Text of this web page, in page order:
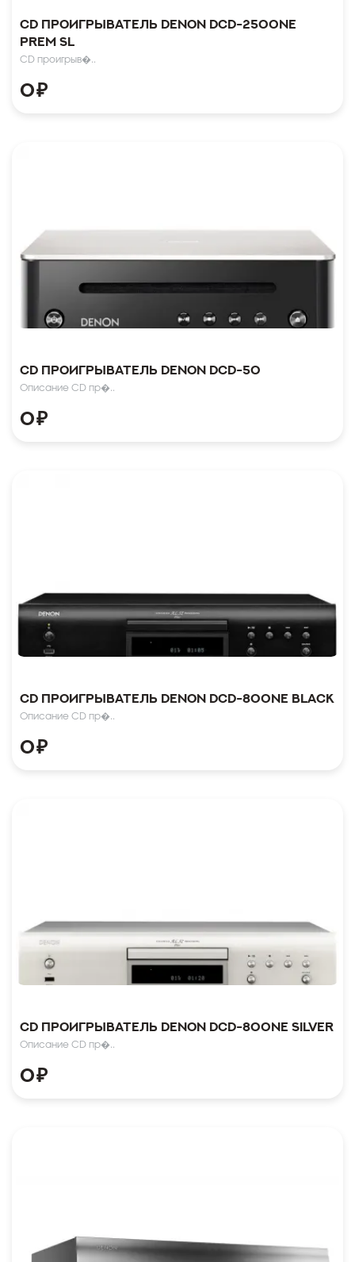
CD проигрыватель Denon DCD-2500NE
Prem SL
CD проигрыв�..
0₽
CD проигрыватель Denon DCD-50
Описание CD пр�..
0₽
CD проигрыватель Denon DCD-800NE Black
Описание CD пр�..
0₽
CD проигрыватель Denon DCD-800NE Silver
Описание CD пр�..
0₽